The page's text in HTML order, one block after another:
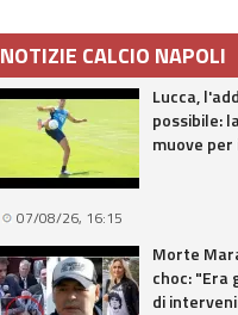
NOTIZIE CALCIO NAPOLI
Lucca,
possibile:
muove per
07/08/26, 16:15
Morte
choc: "Era
di